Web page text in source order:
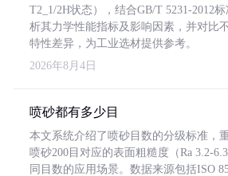
T2_1/2H状态），结合GB/T 5231-2012
析其力学性能指标及影响因素，并对比
特性差异，为工业选材提供参考。
2026年8月4日
喷砂都有多少目
本文系统介绍了喷砂目数的分级标准，
喷砂200目对应的表面粗糙度（Ra 3.2-
同目数的应用场景。数据来源包括ISO